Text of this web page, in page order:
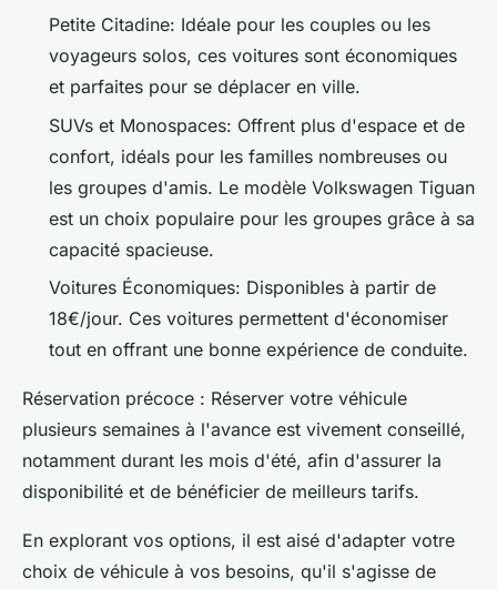
Petite Citadine: Idéale pour les couples ou les
voyageurs solos, ces voitures sont économiques
et parfaites pour se déplacer en ville.
SUVs et Monospaces: Offrent plus d'espace et de
confort, idéals pour les familles nombreuses ou
les groupes d'amis. Le modèle Volkswagen Tiguan
est un choix populaire pour les groupes grâce à sa
capacité spacieuse.
Voitures Économiques: Disponibles à partir de
18€/jour. Ces voitures permettent d'économiser
tout en offrant une bonne expérience de conduite.
Réservation précoce : Réserver votre véhicule
plusieurs semaines à l'avance est vivement conseillé,
notamment durant les mois d'été, afin d'assurer la
disponibilité et de bénéficier de meilleurs tarifs.
En explorant vos options, il est aisé d'adapter votre
choix de véhicule à vos besoins, qu'il s'agisse de